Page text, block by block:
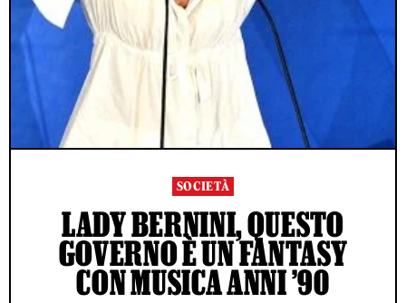
SOCIETÀ
LADY BERNINI, QUESTO
GOVERNO È UN FANTASY
CON MUSICA ANNI ’90